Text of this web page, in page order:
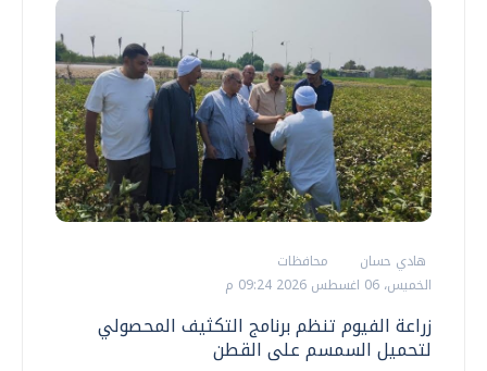
هادي حسان
محافظات
الخميس، 06 اغسطس 2026 09:24 م
زراعة الفيوم تنظم برنامج التكثيف المحصولي
لتحميل السمسم على القطن